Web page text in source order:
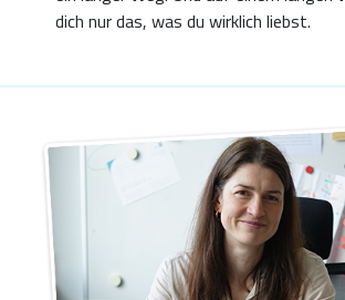
dich nur das, was du wirklich liebst.